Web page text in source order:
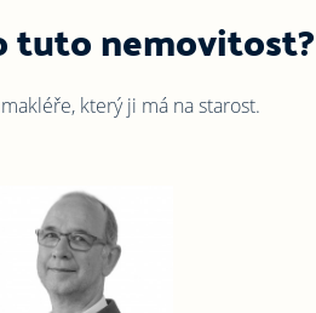
tuto nemovitost?
který ji má na starost.